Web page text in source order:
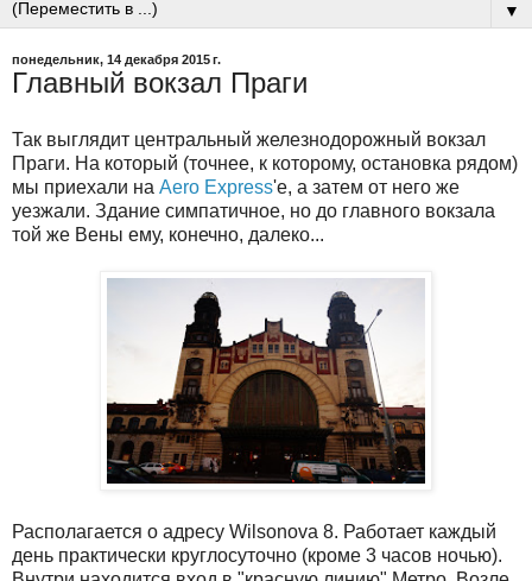
▼
понедельник, 14 декабря 2015 г.
Главный вокзал Праги
Так выглядит центральный железнодорожный вокзал
Праги. На который (точнее, к которому, остановка рядом)
мы приехали на Aero Express'е, а затем от него же
уезжали. Здание симпатичное, но до главного вокзала
той же Вены ему, конечно, далеко...
Располагается о адресу Wilsonova 8. Работает каждый
день практически круглосуточно (кроме 3 часов ночью).